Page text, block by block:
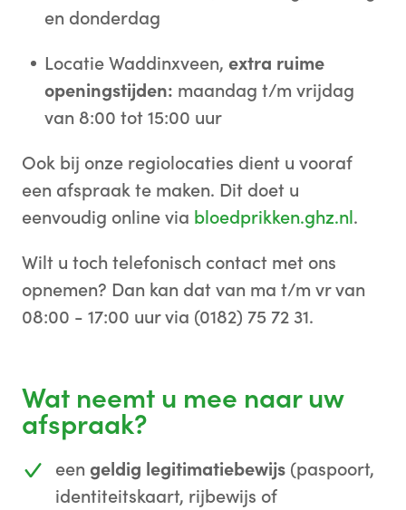
en donderdag
Locatie Waddinxveen, extra ruime
openingstijden: maandag t/m vrijdag
van 8:00 tot 15:00 uur
Ook bij onze regiolocaties dient u vooraf
een afspraak te maken. Dit doet u
eenvoudig online via bloedprikken.ghz.nl.
Wilt u toch telefonisch contact met ons
opnemen? Dan kan dat van ma t/m vr van
08:00 - 17:00 uur via (0182) 75 72 31.
Wat neemt u mee naar uw
afspraak?
een geldig legitimatiebewijs (paspoort,
identiteitskaart, rijbewijs of